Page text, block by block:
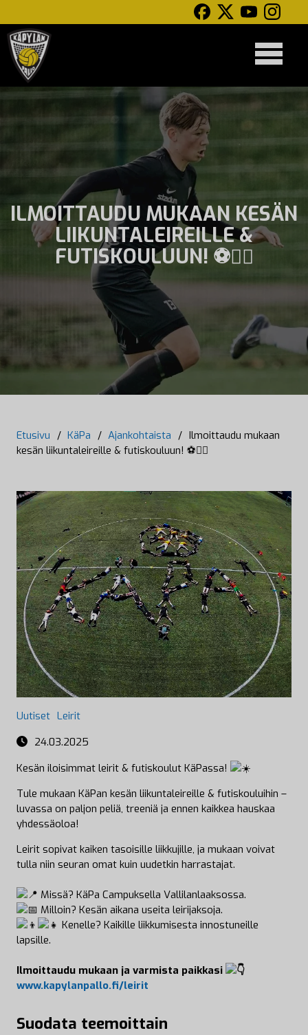
ILMOITTAUDU MUKAAN KESÄN
LIIKUNTALEIREILLE &
FUTISKOULUUN! ⚽🤸‍♂️
Etusivu / KäPa / Ajankohtaista / Ilmoittaudu mukaan
kesän liikuntaleireille & futiskouluun! ⚽🤸‍♂️
Uutiset Leirit
24.03.2025
Kesän iloisimmat leirit & futiskoulut KäPassa!
Tule mukaan KäPan kesän liikuntaleireille & futiskouluihin –
luvassa on paljon peliä, treeniä ja ennen kaikkea hauskaa
yhdessäoloa!
Leirit sopivat kaiken tasoisille liikkujille, ja mukaan voivat
tulla niin seuran omat kuin uudetkin harrastajat.
Missä? KäPa Campuksella Vallilanlaaksossa.
Milloin? Kesän aikana useita leirijaksoja.
Kenelle? Kaikille liikkumisesta innostuneille
lapsille.
Ilmoittaudu mukaan ja varmista paikkasi
www.kapylanpallo.fi/leirit
Suodata teemoittain